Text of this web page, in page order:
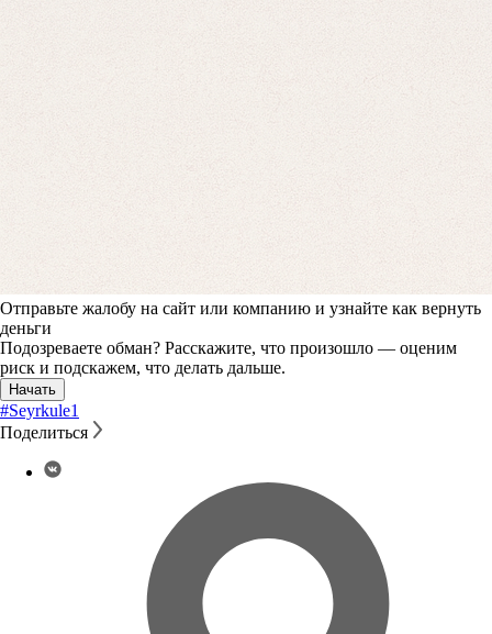
Отправьте жалобу на сайт или компанию и узнайте как вернуть
деньги
Подозреваете обман? Расскажите, что произошло — оценим
риск и подскажем, что делать дальше.
Начать
#Seyrkule1
Поделиться